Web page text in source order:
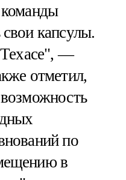
команды
капсулы.
Техасе", —
отметил,
по
в